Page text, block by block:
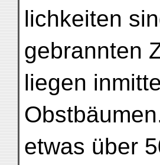
lichkeiten
gebrannten
liegen
etwas über